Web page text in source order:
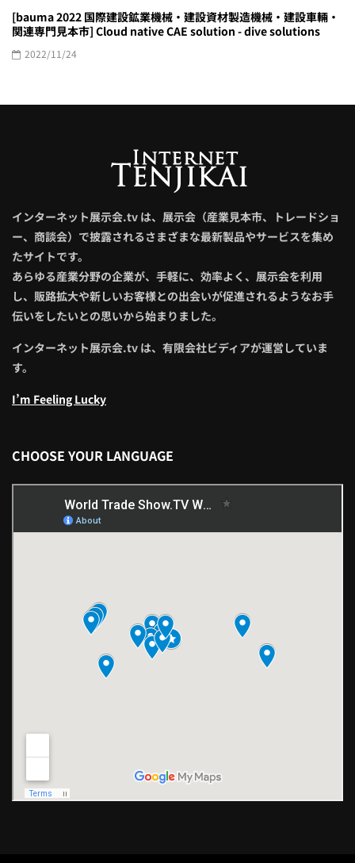
[bauma 2022 国際建設鉱業機械・建設資材製造機械・建設車輛・
関連専門見本市] Cloud native CAE solution - dive solutions
2022/11/24
インターネット展示会.tv は、展示会（産業見本市、トレードショ
ー、商談会）で披露されるさまざまな最新製品やサービスを集め
たサイトです。
あらゆる産業分野の企業が、手軽に、効率よく、展示会を利用
し、販路拡大や新しいお客様との出会いが促進されるようなお手
伝いをしたいとの思いから始まりました。
インターネット展示会.tv は、有限会社ビディアが運営していま
す。
I’m Feeling Lucky
CHOOSE YOUR LANGUAGE